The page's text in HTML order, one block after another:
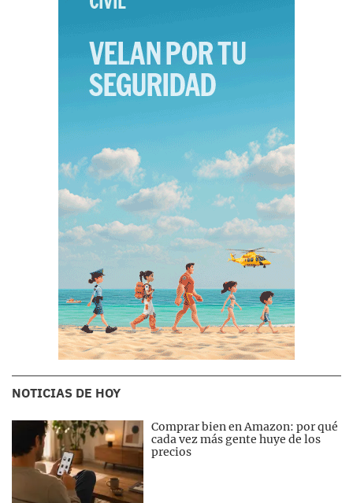
NOTICIAS DE HOY
Comprar bien en Amazon: por qué
cada vez más gente huye de los
precios